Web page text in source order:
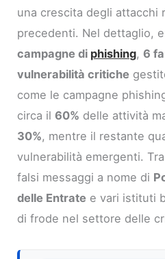
una crescita degli attacchi
precedenti. Nel dettaglio,
campagne di phishing,6
vulnerabilità critiche
come le campagne
circa il60% delle attività
30%, mentre il restante
vulnerabilità emergenti.
falsi messaggi a nome di
delle Entrate e vari istituti
di frode nel settore delle